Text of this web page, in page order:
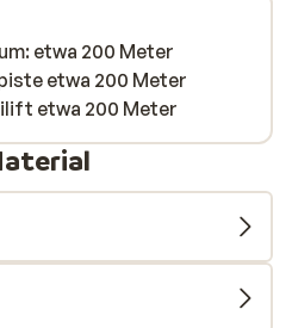
etwa 200 Meter
etwa 200 Meter
etwa 200 Meter